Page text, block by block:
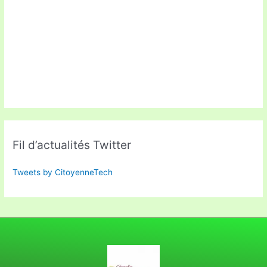
Fil d’actualités Twitter
Tweets by CitoyenneTech